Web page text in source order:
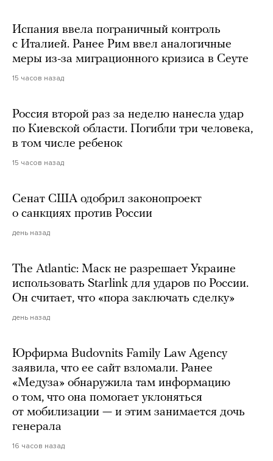
Испания ввела пограничный контроль
с Италией. Ранее Рим ввел аналогичные
меры из-за миграционного кризиса в Сеуте
15 часов назад
Россия второй раз за неделю нанесла удар
по Киевской области. Погибли три человека,
в том числе ребенок
15 часов назад
Сенат США одобрил законопроект
о санкциях против России
день назад
The Atlantic: Маск не разрешает Украине
использовать Starlink для ударов по России.
Он считает, что «пора заключать сделку»
день назад
Юрфирма Budovnits Family Law Agency
заявила, что ее сайт взломали. Ранее
«Медуза» обнаружила там информацию
о том, что она помогает уклоняться
от мобилизации — и этим занимается дочь
генерала
16 часов назад